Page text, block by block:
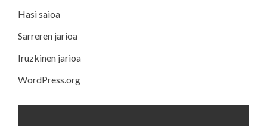
Hasi saioa
Sarreren jarioa
Iruzkinen jarioa
WordPress.org